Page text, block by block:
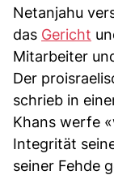
Netanjahu
das Gericht
Mitarbeiter
Der
schrieb in
Khans werfe
Integrität
seiner Fehde